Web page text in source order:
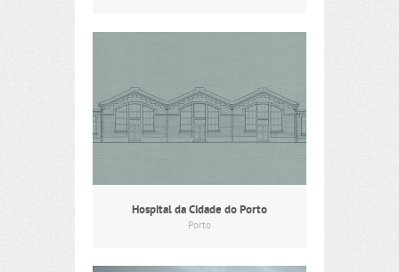
Hospital da Cidade do Porto
Porto